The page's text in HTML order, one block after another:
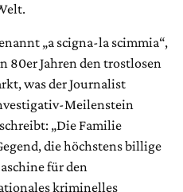
„a scigna-la scimmia“,
80er Jahren den trostlosen
was der Journalist
Meilenstein
„Die Familie
die höchstens billige
für den
kriminelles